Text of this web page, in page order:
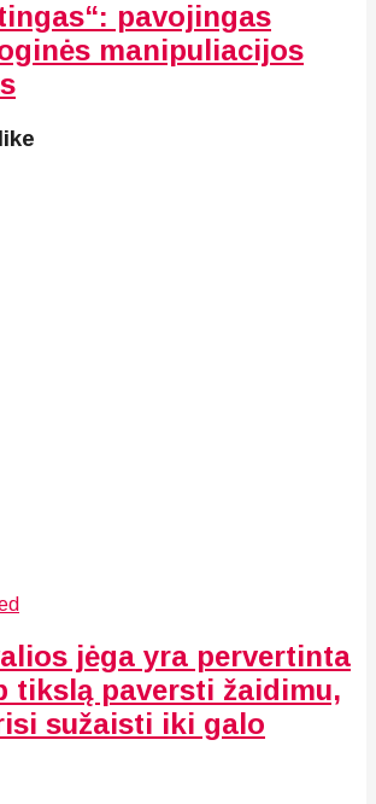
pavojingas
manipuliacijos
jėga yra pervertinta
tikslą paversti žaidimu,
sužaisti iki galo